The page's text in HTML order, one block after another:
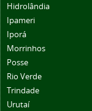
Hidrolândia
Ipameri
Iporá
Morrinhos
Posse
Rio Verde
Trindade
Urutaí